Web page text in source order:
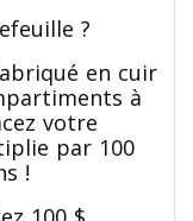
?
en cuir
à
votre
par 100
!